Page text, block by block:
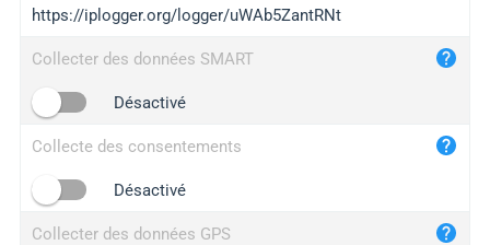
iplogger.com
maper.info
2no.co
yip.su
iplogger.info
https://iplogger.org/logger/uWAb5ZantRNt
Collecter des données SMART
Désactivé
Collecte des consentements
Désactivé
Collecter des données GPS